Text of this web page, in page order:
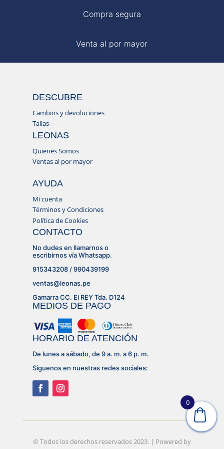
Compra segura
Venta al por mayor
DESCUBRE
Cambios y devoluciones
Tallas
LEONAS
Quienes Somos
Ventas al por mayor
AYUDA
Mi cuenta
Términos y Condiciones
Política de Cookies
CONTACTO
No dudes en llamarnos o
escribirnos vía Whatsapp.
915343208 / 990439199
ventas@leonas.pe
Gamarra CC. El REY Tda. D124
MEDIOS DE PAGO
HORARIO DE ATENCIÓN
De lunes a sábado, de 9 a. m. a 6 p. m.
Síguenos en nuestras redes sociales:
© Desarrollado porLujhon – Agencia de Marketing
© Todos los derechos reservados 2023. | Powered by
0